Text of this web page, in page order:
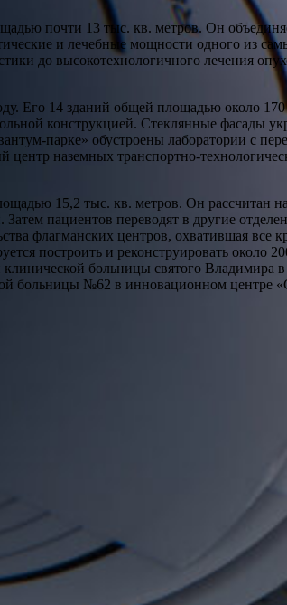
почти 13 тыс. кв. метров. Он
и лечебные мощности одного из
до высокотехнологичного лечения
Его 14 зданий общей площадью около
конструкцией. Стеклянные фасады
парке» обустроены лаборатории с
наземных транспортно-
15,2 тыс. кв. метров. Он рассчитан
пациентов переводят в другие
флагманских центров, охватившая все
построить и реконструировать около
больницы святого Владимира
больницы №62 в инновационном центре